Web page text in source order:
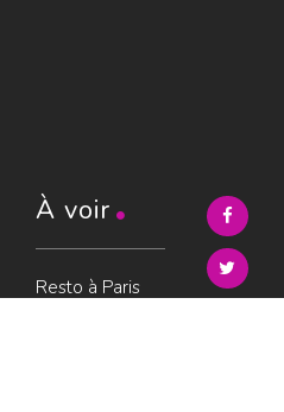
À voir
Resto à Paris